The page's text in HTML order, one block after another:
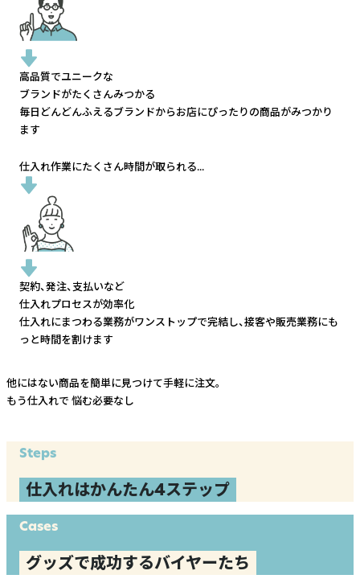
高品質でユニークな
ブランドがたくさんみつかる
毎日どんどんふえるブランドからお店にぴったりの商品がみつかり
ます
仕入れ作業にたくさん時間が取られる...
契約、発注、支払いなど
仕入れプロセスが効率化
仕入れにまつわる業務がワンストップで完結し、接客や販売業務にも
っと時間を割けます
他にはない商品を簡単に見つけて手軽に注文。
もう仕入れで 悩む必要なし
Steps
仕入れはかんたん4ステップ
Cases
グッズで成功するバイヤーたち